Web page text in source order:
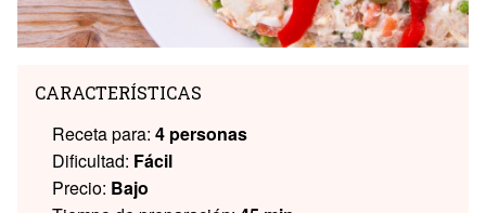
CARACTERÍSTICAS
Receta para: 4 personas
Dificultad: Fácil
Precio: Bajo